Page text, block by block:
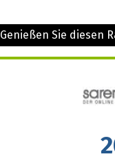
Genießen Sie diesen